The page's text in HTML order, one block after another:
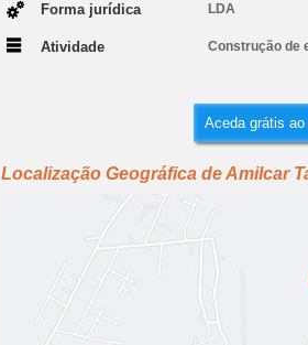
Forma jurídica LDA
Atividade Construção de
Aceda grátis
Localização Geográfica de Amilcar